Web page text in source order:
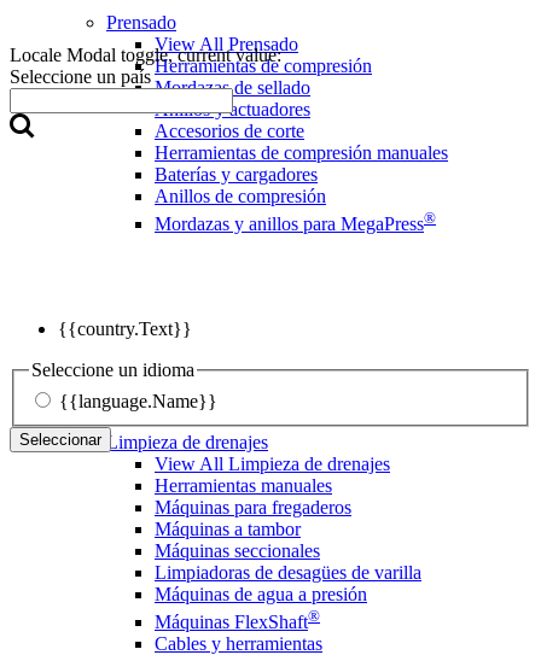
Locale Modal toggle, current value:
Seleccione un país
{{country.Text}}
Seleccione un idioma
{{language.Name}}
Seleccionar
Prensado
View All Prensado
Herramientas de compresión
Mordazas de sellado
Anillos y actuadores
Accesorios de corte
Herramientas de compresión manuales
Baterías y cargadores
Anillos de compresión
Mordazas y anillos para MegaPress®
Limpieza de drenajes
View All Limpieza de drenajes
Herramientas manuales
Máquinas para fregaderos
Máquinas a tambor
Máquinas seccionales
Limpiadoras de desagües de varilla
Máquinas de agua a presión
Máquinas FlexShaft®
Cables y herramientas